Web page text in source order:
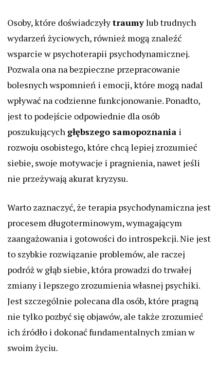
Osoby, które doświadczyłytraumylub trudnych
wydarzeń życiowych, również mogą znaleźć
wsparcie w psychoterapii psychodynamicznej.
Pozwala ona na bezpieczne przepracowanie
bolesnych wspomnień i emocji, które mogą nadal
wpływać na codzienne funkcjonowanie. Ponadto,
jest to podejście odpowiednie dla osób
poszukujących głębszego samopoznania i
rozwoju osobistego, które chcą lepiej zrozumieć
siebie, swoje motywacje i pragnienia, nawet jeśli
nie przeżywają akurat kryzysu.
Warto zaznaczyć, że terapia psychodynamiczna jest
procesem długoterminowym, wymagającym
zaangażowania i gotowości do introspekcji. Nie jest
to szybkie rozwiązanie problemów, ale raczej
podróż w głąb siebie, która prowadzi do trwałej
zmiany i lepszego zrozumienia własnej psychiki.
Jest szczególnie polecana dla osób, które pragną
nie tylko pozbyć się objawów, ale także zrozumieć
ich źródło i dokonać fundamentalnych zmian w
swoim życiu.